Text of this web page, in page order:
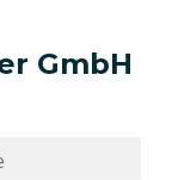
GmbH